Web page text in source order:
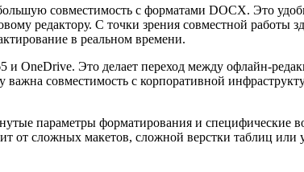
совместимость с форматами DOCX. Это
редактору. С точки зрения совместной работы
в реальном времени.
OneDrive. Это делает переход между офлайн-
важна совместимость с корпоративной
параметры форматирования и специфические
от сложных макетов, сложной верстки таблиц